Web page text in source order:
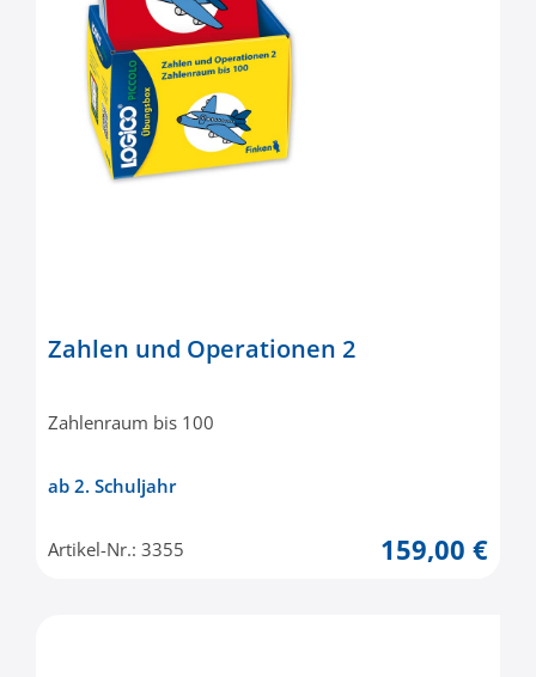
Zahlen und Operationen 2
Zahlenraum bis 100
ab 2. Schuljahr
Artikel-Nr.: 3355 159,00 €